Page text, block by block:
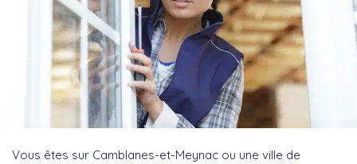
Vous êtes sur Camblanes-et-Meynac ou une ville de